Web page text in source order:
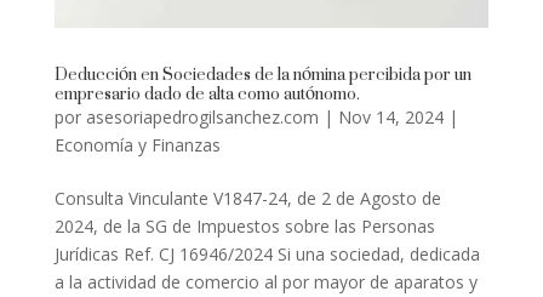
Deducción en Sociedades de la nómina percibida por un
empresario dado de alta como autónomo.
por asesoriapedrogilsanchez.com | Nov 14, 2024|
Economía y Finanzas
Consulta Vinculante V1847-24, de 2 de Agosto de
2024, de la SG de Impuestos sobre las Personas
Jurídicas Ref. CJ 16946/2024 Si una sociedad, dedicada
a la actividad de comercio al por mayor de aparatos y